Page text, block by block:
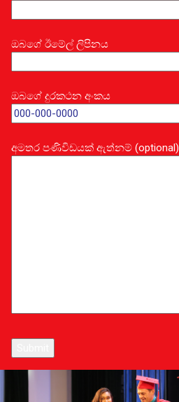
ඔබගේ ඊමේල් ලිපිනය
ඔබගේ දුරකථන අංකය
අමතර පණිවිඩයක් ඇත්නම් (optional)